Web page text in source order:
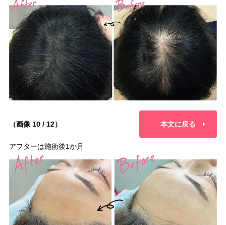
（画像 10 / 12） 本文に戻る
アフターは施術後1か月